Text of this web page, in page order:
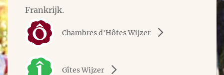
Frankrijk.
Chambres d'Hôtes Wijzer
Gîtes Wijzer